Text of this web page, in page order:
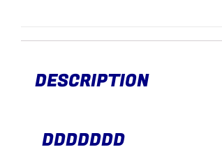
DESCRIPTION
DDDDDDD